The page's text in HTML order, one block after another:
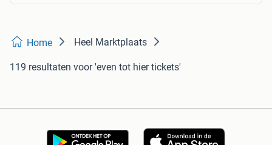
Home Heel Marktplaats
119 resultaten voor 'even tot hier tickets'